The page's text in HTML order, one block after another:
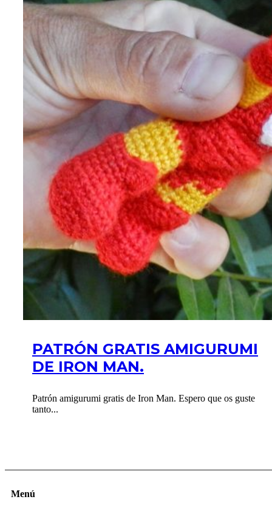
PATRÓN GRATIS AMIGURUMI
DE IRON MAN.
Patrón amigurumi gratis de Iron Man. Espero que os guste
tanto...
Menú